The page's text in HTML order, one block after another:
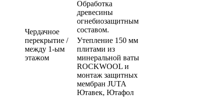
Чердачное
перекрытие /
между 1-ым
этажом
Обработка
древесины
огнебиозащитным
составом.
Утепление 150 мм
плитами из
минеральной ваты
ROCKWOOL и
монтаж защитных
мембран JUTA
Ютавек, Ютафол